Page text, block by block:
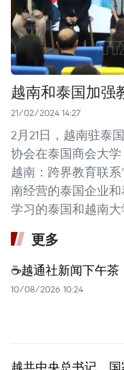
越南和泰国加强
21/02/2024 14:27
2月21日，越南驻泰
协会在泰国商会大学
越南：跨界教育联
南经营的泰国企业
学习的泰国和越南大
更多
☕️越通社新闻下午茶
10/08/2026 10:24
越共中央总书记、